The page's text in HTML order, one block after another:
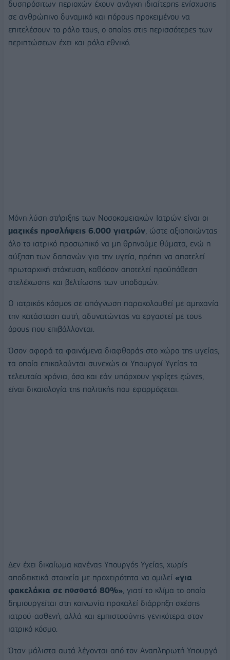
δυσπρόσιτων περιοχών έχουν ανάγκη ιδιαίτερης ενίσχυσης
σε ανθρώπινο δυναμικό και πόρους προκειμένου να
επιτελέσουν το ρόλο τους, ο οποίος στις περισσότερες των
περιπτώσεων έχει και ρόλο εθνικό.
Μόνη λύση στήριξης των Νοσοκομειακών Ιατρών είναι οι
μαζικές προσλήψεις 6.000 γιατρών , ώστε αξιοποιώντας
όλο το ιατρικό προσωπικό να μη θρηνούμε θύματα, ενώ η
αύξηση των δαπανών για την υγεία, πρέπει να αποτελεί
πρωταρχική στόχευση, καθόσον αποτελεί προϋπόθεση
στελέχωσης και βελτίωσης των υποδομών.
Ο ιατρικός κόσμος σε απόγνωση παρακολουθεί με αμηχανία
την κατάσταση αυτή, αδυνατώντας να εργαστεί με τους
όρους που επιβάλλονται.
Όσον αφορά τα φαινόμενα διαφθοράς στο χώρο της υγείας,
τα οποία επικαλούνται συνεχώς οι Υπουργοί Υγείας τα
τελευταία χρόνια, όσο και εάν υπάρχουν γκρίζες ζώνες,
είναι δικαιολογία της πολιτικής που εφαρμόζεται.
Δεν έχει δικαίωμα κανένας Υπουργός Υγείας, χωρίς
αποδεικτικά στοιχεία με προχειρότητα να ομιλεί «για
φακελάκια σε ποσοστό 80%» , γιατί το κλίμα το οποίο
δημιουργείται στη κοινωνία προκαλεί διάρρηξη σχέσης
ιατρού-ασθενή, αλλά και εμπιστοσύνης γενικότερα στον
ιατρικό κόσμο.
Όταν μάλιστα αυτά λέγονται από τον Αναπληρωτή Υπουργό